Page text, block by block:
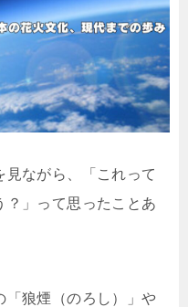
見ながら、「これって
？」って思ったことあ
「狼煙（のろし）」や